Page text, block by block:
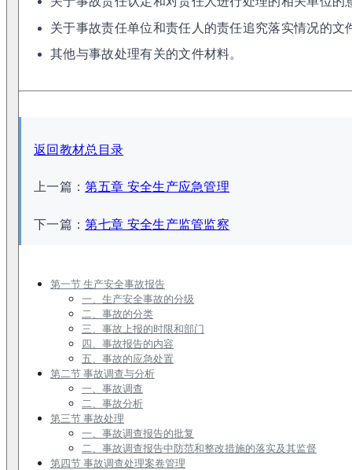
关于事故责任单位和责任人的责任追究落实情况的文
其他与事故处理有关的文件材料。
返回教材总目录
上一篇：第五章 安全生产应急管理
下一篇：第七章 安全生产监管监察
第一节 生产安全事故报告
一、生产安全事故的分级
二、事故的分类
三、事故上报的时限和部门
四、事故报告的内容
五、事故的应急处置
第二节 事故调查与分析
一、事故调查
二、事故分析
第三节 事故处理
一、事故调查报告的批复
二、事故调查报告中防范和整改措施的落实及其监督
第四节 事故调查处理案卷管理